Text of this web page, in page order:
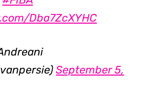
Dba7ZcXYHC
September 5,